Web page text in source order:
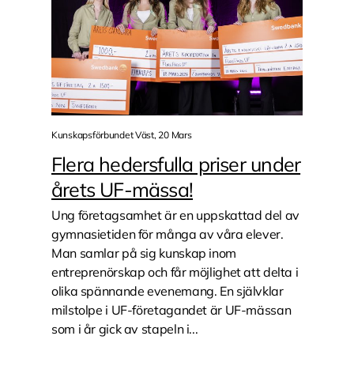
Kunskapsförbundet Väst, 20 Mars
Flera hedersfulla priser under
årets UF-mässa!
Ung företagsamhet är en uppskattad del av
gymnasietiden för många av våra elever.
Man samlar på sig kunskap inom
entreprenörskap och får möjlighet att delta i
olika spännande evenemang. En självklar
milstolpe i UF-företagandet är UF-mässan
som i år gick av stapeln i...